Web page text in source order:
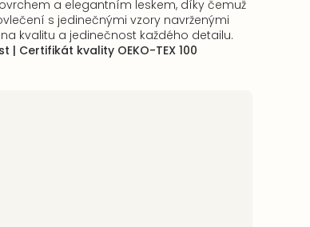
a elegantním leskem, díky čemuž
s jedinečnými vzory navrženými
kvalitu a jedinečnost každého detailu.
| Certifikát kvality OEKO-TEX 100